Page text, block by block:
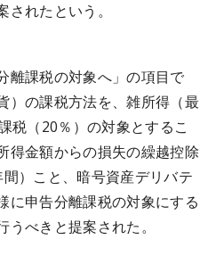
れたという。
離課税の対象へ」の項目で
）の課税方法を、雑所得（最
税（20％）の対象とするこ
得金額からの損失の繰越控除
）こと、暗号資産デリバテ
に申告分離課税の対象にする
べきと提案された。